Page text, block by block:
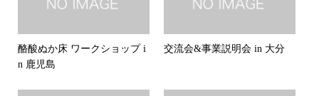
酪酸ぬか床 ワークショップ i
n 鹿児島
交流会&事業説明会 in 大分